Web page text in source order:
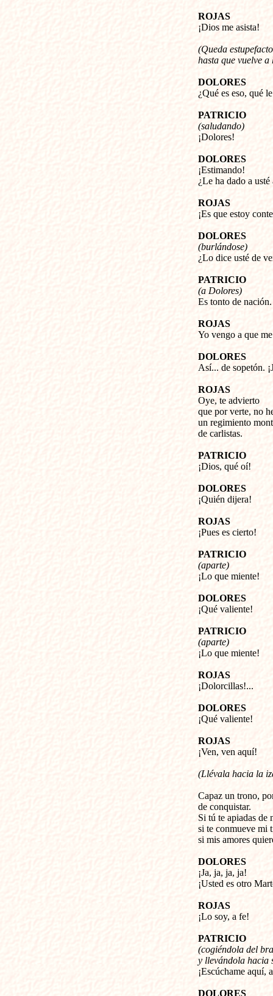
ROJAS
¡Dios me asista!
(Queda
hasta que vuelve a
DOLORES
¿Qué es eso, qué
PATRICIO
(saludando)
¡Dolores!
DOLORES
¡Estimando!
¿Le ha dado a
ROJAS
¡Es que estoy
DOLORES
(burlándose)
¿Lo dice usté de
PATRICIO
(a Dolores)
Es tonto de nación.
ROJAS
Yo vengo a que
DOLORES
Así... de sopetón.
ROJAS
Oye, te advierto
que por verte, no
un regimiento
de carlistas.
PATRICIO
¡Dios, qué oí!
DOLORES
¡Quién dijera!
ROJAS
¡Pues es cierto!
PATRICIO
(aparte)
¡Lo que miente!
DOLORES
¡Qué valiente!
PATRICIO
(aparte)
¡Lo que miente!
ROJAS
¡Dolorcillas!...
DOLORES
¡Qué valiente!
ROJAS
¡Ven, ven aquí!
(Llévala hacia la
Capaz un trono,
de conquistar.
Si tú te apiadas de
si te conmueve mi
si mis amores
DOLORES
¡Ja, ja, ja, ja!
¡Usted es otro
ROJAS
¡Lo soy, a fe!
PATRICIO
(cogiéndola del
y llevándola hacia
¡Escúchame aquí,
DOLORES